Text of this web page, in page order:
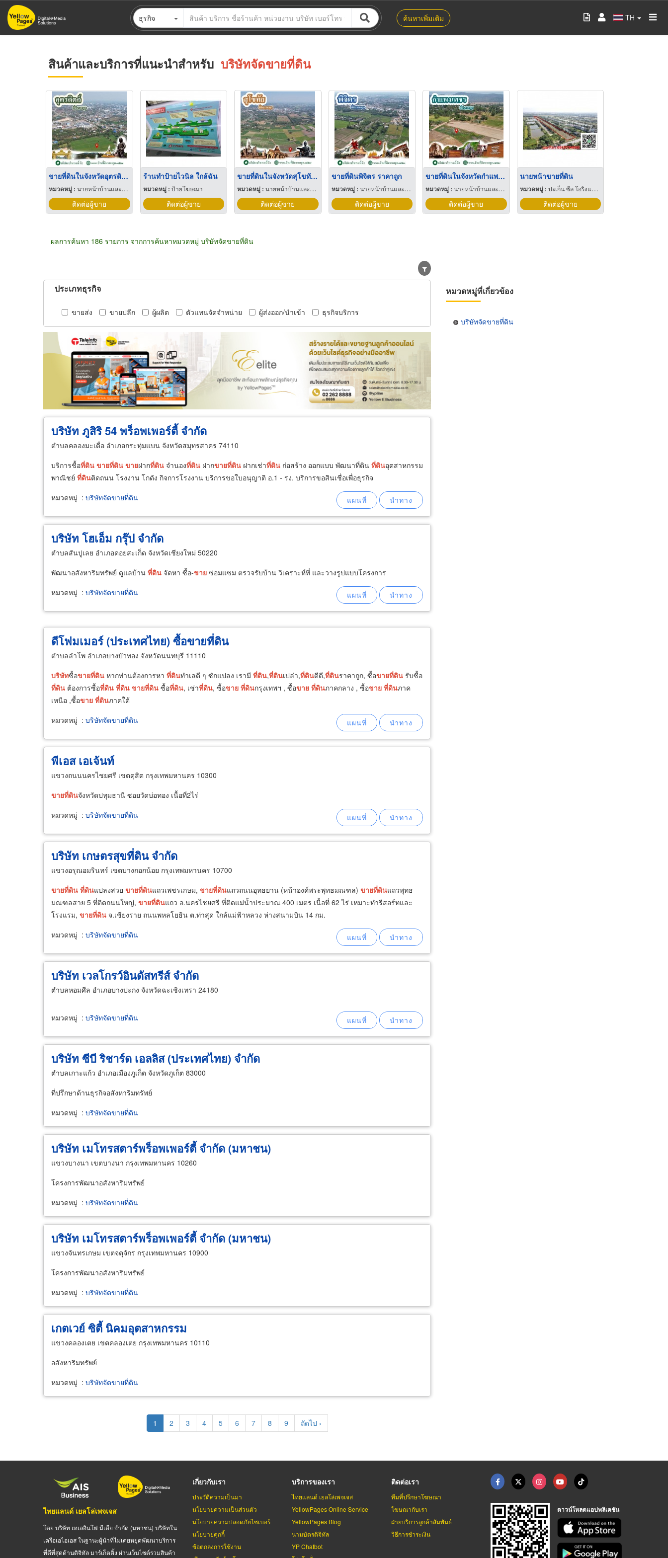
ข้าม
ไป
ธุรกิจ ค้นหาเพิ่มเติม TH
สินค้าและบริการที่แนะนำสำหรับ บริษัทจัดขายที่ดิน
ขายที่ดินในจังหวัดอุตรดิตถ์ ราคาถูก
หมวดหมู่ : นายหน้าบ้านและที่ดิน
ติดต่อผู้ขาย
ร้านทําป้ายไวนิล ใกล้ฉัน
หมวดหมู่ : ป้ายโฆษณา
ติดต่อผู้ขาย
ขายที่ดินในจังหวัดสุโขทัย ราคาถูก
หมวดหมู่ : นายหน้าบ้านและที่ดิน
ติดต่อผู้ขาย
ขายที่ดินพิจิตร ราคาถูก
หมวดหมู่ : นายหน้าบ้านและที่ดิน
ติดต่อผู้ขาย
ขายที่ดินในจังหวัดกำแพงเพชร ราคาถูก
หมวดหมู่ : นายหน้าบ้านและที่ดิน
ติดต่อผู้ขาย
นายหน้าขายที่ดิน
หมวดหมู่ : ปะเก็น ซีล โอริงและออยซีล
ติดต่อผู้ขาย
ผลการค้นหา 186 รายการ จากการค้นหาหมวดหมู่ บริษัทจัดขายที่ดิน
ประเภทธุรกิจ
ขายส่ง ขายปลีก ผู้ผลิต ตัวแทนจัดจำหน่าย ผู้ส่งออก/นำเข้า ธุรกิจบริการ
บริษัท ภูสิริ 54 พร็อพเพอร์ตี้ จำกัด
ตำบลคลองมะเดื่อ อำเภอกระทุ่มแบน จังหวัดสมุทรสาคร 74110
บริการชื้อที่ดิน ขายที่ดิน ขายฝากที่ดิน จำนองที่ดิน ฝากขายที่ดิน ฝากเช่าที่ดิน ก่อสร้าง ออกแบบ พัฒนาที่ดิน ที่ดินอุตสาหกรรม
พาณิชย์ ที่ดินติดถนน โรงงาน โกดัง กิจการโรงงาน บริการขอใบอนุญาติ อ.1 - รง. บริการขอสินเชื่อเพื่อธุรกิจ
หมวดหมู่ : บริษัทจัดขายที่ดิน
บริษัท โฮเอ็ม กรุ๊ป จำกัด
ตำบลสันปูเลย อำเภอดอยสะเก็ด จังหวัดเชียงใหม่ 50220
พัฒนาอสังหาริมทรัพย์ ดูแลบ้าน ที่ดิน จัดหา ซื้อ-ขาย ซ่อมแซม ตรวจรับบ้าน วิเคราะห์ที่ และวางรูปแบบโครงการ
หมวดหมู่ : บริษัทจัดขายที่ดิน
ดีโฟมเมอร์ (ประเทศไทย) ซื้อขายที่ดิน
ตำบลลำโพ อำเภอบางบัวทอง จังหวัดนนทบุรี 11110
บริษัทซื้อขายที่ดิน หากท่านต้องการหา ที่ดินทำเลดี ๆ ซักแปลง เรามี ที่ดิน,ที่ดินเปล่า,ที่ดินดีดี,ที่ดินราคาถูก, ซื้อขายที่ดิน รับซื้อ
ที่ดิน ต้องการซื้อที่ดิน ที่ดิน ขายที่ดิน ซื้อที่ดิน, เช่าที่ดิน, ซื้อขาย ที่ดินกรุงเทพฯ , ซื้อขาย ที่ดินภาคกลาง , ซื้อขาย ที่ดินภาค
เหนือ ,ซื้อขาย ที่ดินภาคใต้
หมวดหมู่ : บริษัทจัดขายที่ดิน
พีเอส เอเจ้นท์
แขวงถนนนครไชยศรี เขตดุสิต กรุงเทพมหานคร 10300
ขายที่ดินจังหวัดปทุมธานี ซอยวัดบ่อทอง เนื้อที่2ไร่
หมวดหมู่ : บริษัทจัดขายที่ดิน
บริษัท เกษตรสุขที่ดิน จำกัด
แขวงอรุณอมรินทร์ เขตบางกอกน้อย กรุงเทพมหานคร 10700
ขายที่ดิน ที่ดินแปลงสวย ขายที่ดินแถวเพชรเกษม, ขายที่ดินแถวถนนอุทธยาน (หน้าองค์พระพุทธมณฑล) ขายที่ดินแถวพุทธ
มณฑลสาย 5 ที่ติดถนนใหญ่, ขายที่ดินแถว อ.นครไชยศรี ที่ติดแม่น้ำประมาณ 400 เมตร เนื้อที่ 62 ไร่ เหมาะทำรีสอร์ทและ
โรงแรม, ขายที่ดิน จ.เชียงราย ถนนพหลโยธิน ต.ท่าสุด ใกล้แม่ฟ้าหลวง ห่างสนามบิน 14 กม.
หมวดหมู่ : บริษัทจัดขายที่ดิน
บริษัท เวลโกรว์อินดัสทรีส์ จำกัด
ตำบลหอมศีล อำเภอบางปะกง จังหวัดฉะเชิงเทรา 24180
หมวดหมู่ : บริษัทจัดขายที่ดิน
บริษัท ซีบี ริชาร์ด เอลลิส (ประเทศไทย) จำกัด
ตำบลเกาะแก้ว อำเภอเมืองภูเก็ต จังหวัดภูเก็ต 83000
ที่ปรึกษาด้านธุรกิจอสังหาริมทรัพย์
หมวดหมู่ : บริษัทจัดขายที่ดิน
บริษัท เมโทรสตาร์พร็อพเพอร์ตี้ จำกัด (มหาชน)
แขวงบางนา เขตบางนา กรุงเทพมหานคร 10260
โครงการพัฒนาอสังหาริมทรัพย์
หมวดหมู่ : บริษัทจัดขายที่ดิน
บริษัท เมโทรสตาร์พร็อพเพอร์ตี้ จำกัด (มหาชน)
แขวงจันทรเกษม เขตจตุจักร กรุงเทพมหานคร 10900
โครงการพัฒนาอสังหาริมทรัพย์
หมวดหมู่ : บริษัทจัดขายที่ดิน
เกตเวย์ ซิตี้ นิคมอุตสาหกรรม
แขวงคลองเตย เขตคลองเตย กรุงเทพมหานคร 10110
อสังหาริมทรัพย์
หมวดหมู่ : บริษัทจัดขายที่ดิน
Current
page
1 Page
2 Page
3 Page
4 Page
5 Page
6 Page
7 Page
8 Page
9
Next
page
ถัดไป ›
หมวดหมู่ที่เกี่ยวข้อง
บริษัทจัดขายที่ดิน
ไทยแลนด์ เยลโล่เพจเจส
โดย บริษัท เทเลอินโฟ มีเดีย จำกัด (มหาชน) บริษัทใน
เครือเอไอเอส ในฐานะผู้นำที่ไม่เคยหยุดพัฒนาบริการ
ที่ดีที่สุดด้านดิจิทัล มาร์เก็ตติ้ง ผ่านเว็บไซต์รวมสินค้า
เกี่ยวกับเรา
ประวัติความเป็นมา
นโยบายความเป็นส่วนตัว
นโยบายความปลอดภัยไซเบอร์
นโยบายคุกกี้
ข้อตกลงการใช้งาน
บริการของเรา
ไทยแลนด์ เยลโล่เพจเจส
YellowPages Online Service
YellowPages Blog
นามบัตรดิจิทัล
YP Chatbot
ติดต่อเรา
ทีมที่ปรึกษาโฆษณา
โฆษณากับเรา
ฝ่ายบริการลูกค้าสัมพันธ์
วิธีการชำระเงิน
ดาวน์โหลดแอปพลิเคชัน